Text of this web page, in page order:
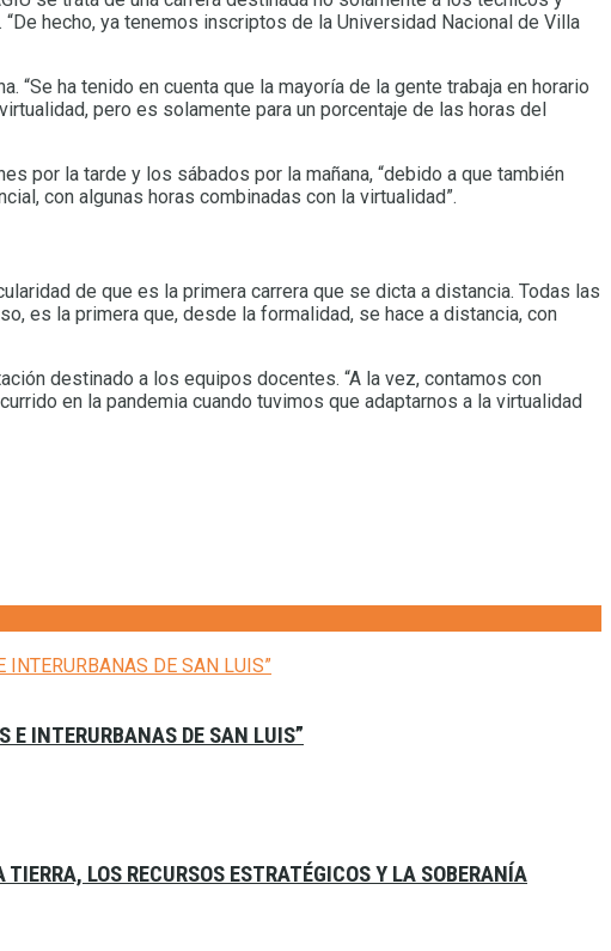
hecho, ya tenemos inscriptos de la Universidad Nacional de Villa
ha tenido en cuenta que la mayoría de la gente trabaja en horario
pero es solamente para un porcentaje de las horas del
por la tarde y los sábados por la mañana, “debido a que también
con algunas horas combinadas con la virtualidad”.
de que es la primera carrera que se dicta a distancia. Todas las
es la primera que, desde la formalidad, se hace a distancia, con
destinado a los equipos docentes. “A la vez, contamos con
en la pandemia cuando tuvimos que adaptarnos a la virtualidad
E INTERURBANAS DE SAN LUIS”
LOS RECURSOS ESTRATÉGICOS Y LA SOBERANÍA